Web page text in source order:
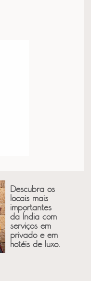
Descubra os
locais mais
importantes
da Índia com
serviços em
privado e em
hotéis de luxo.